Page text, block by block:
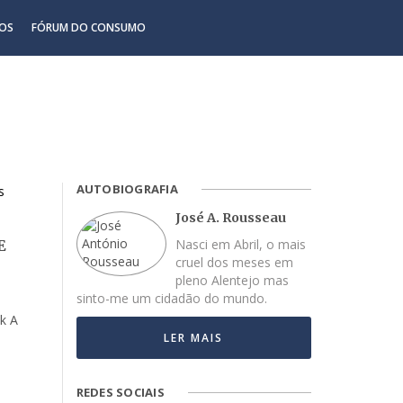
FÓRUM DO CONSUMO
A
AUTOBIOGRAFIA
José A. Rousseau
Nasci em Abril, o mais
cruel dos meses em
pleno Alentejo mas
sinto-me um cidadão do mundo.
LER MAIS
REDES SOCIAIS